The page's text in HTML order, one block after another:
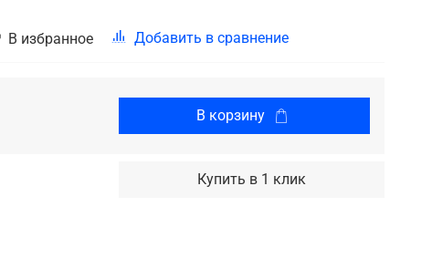
В избранное Добавить в сравнение
В корзину
Купить в 1 клик